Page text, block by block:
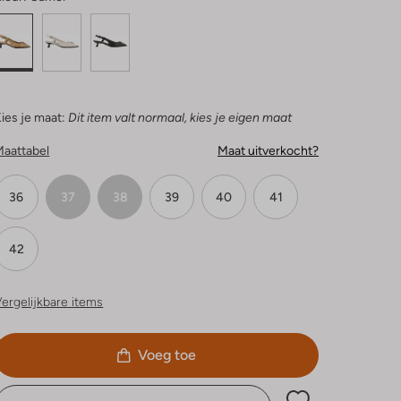
je maat: Dit item valt normaal, kies je eigen maat
Maat uitverkocht?
36 37 38 39 40 41
42
items
Voeg toe